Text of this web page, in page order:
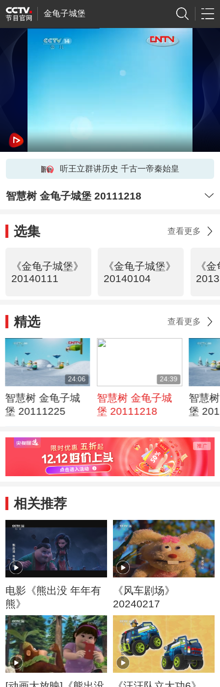
金龟子城堡
听王立群讲历史 千古一帝秦始皇
智慧树 金龟子城堡 20111218
选集 查看更多
《金龟子城堡》
20140111
《金龟子城堡》
20140104
《
精选 查看更多
24:06
智慧树 金龟子城
堡 20111225
24:39
智慧树 金龟子城
堡 20111218
智慧
堡
相关推荐
电影《熊出没 年年有
熊》
《风车剧场》
20240217